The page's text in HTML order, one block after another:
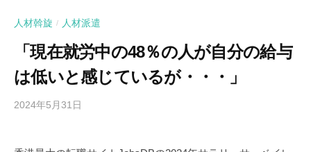
人材斡旋 / 人材派遣
「現在就労中の48％の人が自分の給与
は低いと感じているが・・・」
2024年5月31日